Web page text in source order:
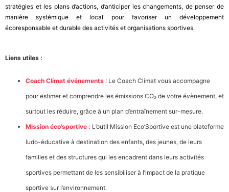
stratégies et les plans d’actions, d’anticiper les changements, de penser de
manière systémique et local pour favoriser un développement
écoresponsable et durable des activités et organisations sportives.
Liens utiles :
Coach Climat événements : Le Coach Climat vous accompagne
pour estimer et comprendre les émissions CO₂ de votre évènement, et
surtout les réduire, grâce à un plan d’entraînement sur-mesure.
Mission éco’sportive : L’outil Mission Eco’Sportive est une plateforme
ludo-éducative à destination des enfants, des jeunes, de leurs
familles et des structures qui les encadrent dans leurs activités
sportives permettant de les sensibiliser à l’impact de la pratique
sportive sur l’environnement.